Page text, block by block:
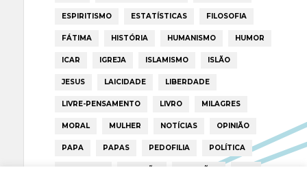
ESPIRITISMO ESTATÍSTICAS FILOSOFIA
FÁTIMA HISTÓRIA HUMANISMO HUMOR
ICAR IGREJA ISLAMISMO ISLÃO
JESUS LAICIDADE LIBERDADE
LIVRE-PENSAMENTO LIVRO MILAGRES
MORAL MULHER NOTÍCIAS OPINIÃO
PAPA PAPAS PEDOFILIA POLÍTICA
PORTUGAL RELIGIÃO RELIGIÕES RTP